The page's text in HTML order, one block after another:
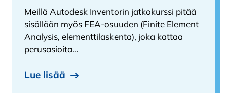
Meillä Autodesk Inventorin jatkokurssi pitää
sisällään myös FEA-osuuden (Finite Element
Analysis, elementtilaskenta), joka kattaa
perusasioita…
Lue lisää